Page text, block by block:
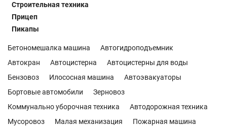
Строительная техника
Прицеп
Пикапы
Бетономешалка машина
Автогидроподъемник
Автокран
Автоцистерна
Автоцистерны для воды
Бензовоз
Илососная машина
Автоэвакуаторы
Бортовые автомобили
Зерновоз
Коммунально уборочная техника
Автодорожная техника
Мусоровоз
Малая механизация
Пожарная машина